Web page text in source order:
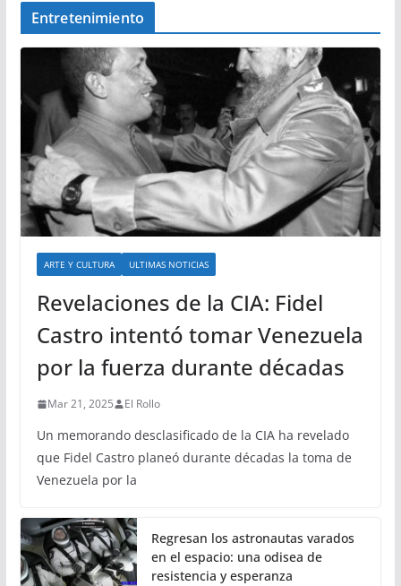
Entretenimiento
ARTE Y CULTURA ULTIMAS NOTICIAS
Revelaciones de la CIA: Fidel
Castro intentó tomar Venezuela
por la fuerza durante décadas
Mar 21, 2025 El Rollo
Un memorando desclasificado de la CIA ha revelado
que Fidel Castro planeó durante décadas la toma de
Venezuela por la
Regresan los astronautas varados
en el espacio: una odisea de
resistencia y esperanza